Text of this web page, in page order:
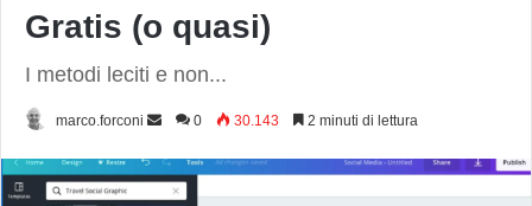
Gratis (o quasi)
I metodi leciti e non...
marco.forconi
Invia 0 30.143 2 minuti di lettura